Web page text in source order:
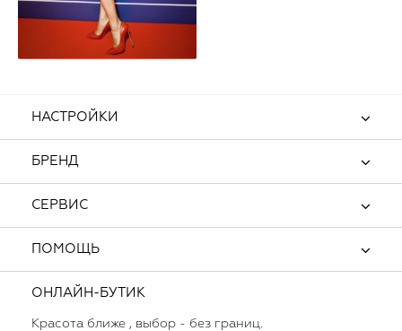
НАСТРОЙКИ
БРЕНД
СЕРВИС
ПОМОЩЬ
ОНЛАЙН-БУТИК
Красота ближе , выбор - без границ.